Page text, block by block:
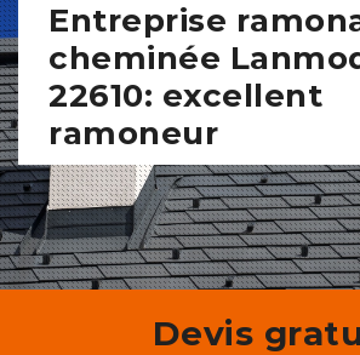
Entreprise
cheminée
22610: excellent
ramoneur
Devis